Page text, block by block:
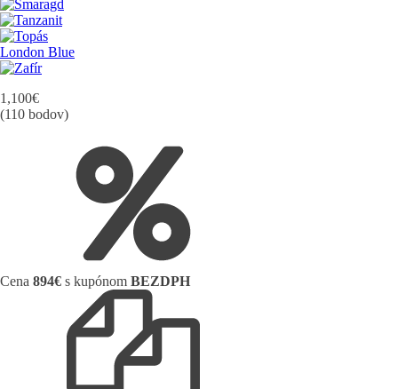
1,100€
(110 bodov)
Cena 894€ s kupónom BEZDPH